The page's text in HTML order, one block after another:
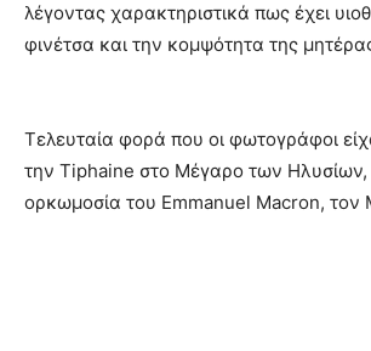
λέγοντας χαρακτηριστικά πως έχει
φινέτσα και την κομψότητα της
Τελευταία φορά που οι φωτογράφοι
την Tiphaine στο Μέγαρο των Ηλυσίων,
ορκωμοσία του Emmanuel Macron, τον